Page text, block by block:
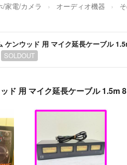
/家電/カメラ オーディオ機器
ケンウッド 用 マイク延長ケーブル
SOLDOUT
ッド 用 マイク延長ケーブル